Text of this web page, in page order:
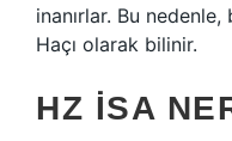
inanırlar. Bu
Haçı olarak bilinir.
HZ İSA